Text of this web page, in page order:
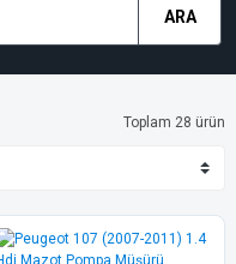
ARA
Toplam 28 ürün